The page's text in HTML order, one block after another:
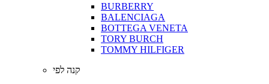
BURBERRY
BALENCIAGA
BOTTEGA VENETA
TORY BURCH
TOMMY HILFIGER
קנה לפי